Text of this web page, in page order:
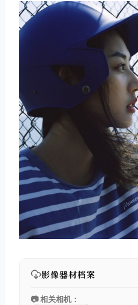
影像器材档案
📷 相关相机：